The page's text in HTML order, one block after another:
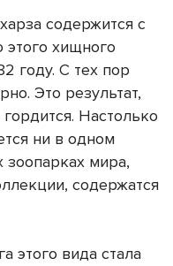
содержится с
этого хищного
году. С тех пор
Это результат,
Настолько
ни в одном
зоопарках мира,
содержатся
этого вида стала